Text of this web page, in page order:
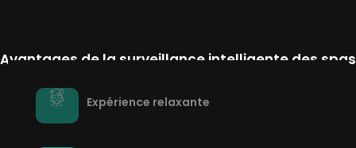
Avantages de la surveillance intelligente des spas
Expérience relaxante